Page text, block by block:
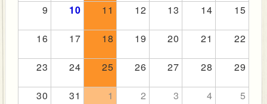
9 10 11 12 13 14 15
16 17 18 19 20 21 22
23 24 25 26 27 28 29
30 31 1 2 3 4 5